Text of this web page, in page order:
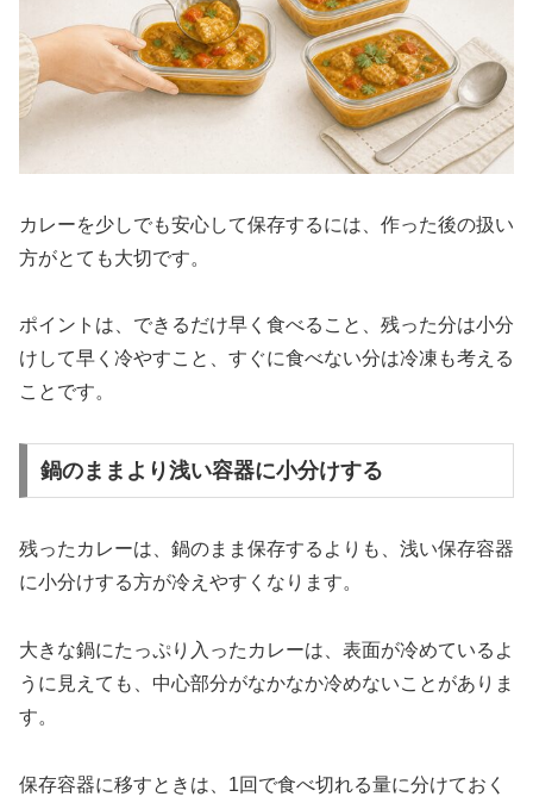
カレーを少しでも安心して保存するには、作った後の扱い
方がとても大切です。
ポイントは、できるだけ早く食べること、残った分は小分
けして早く冷やすこと、すぐに食べない分は冷凍も考える
ことです。
鍋のままより浅い容器に小分けする
残ったカレーは、鍋のまま保存するよりも、浅い保存容器
に小分けする方が冷えやすくなります。
大きな鍋にたっぷり入ったカレーは、表面が冷めているよ
うに見えても、中心部分がなかなか冷めないことがありま
す。
保存容器に移すときは、1回で食べ切れる量に分けておく